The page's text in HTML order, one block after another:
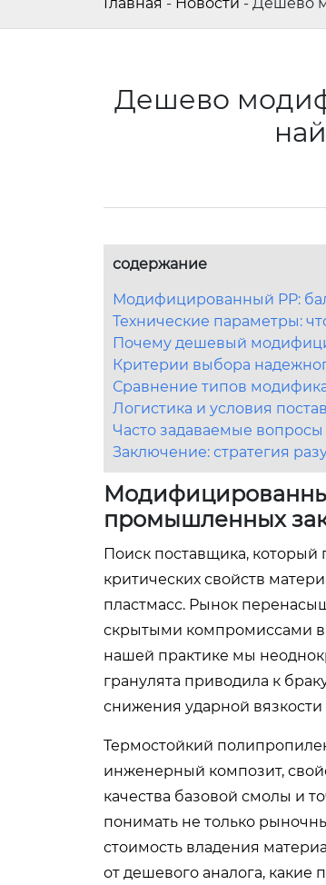
Дешево
содержание
Модифицированный PP:
Технические параметры:
Почему дешевый
Критерии выбора
Сравнение типов
Логистика и условия
Часто задаваемые вопросы
Заключение: стратегия
промышленных
Поиск поставщика, который
критических свойств
пластмасс. Рынок
скрытыми компромиссами в
нашей практике мы
гранулята приводила к
снижения ударной
Термостойкий
инженерный композит,
качества базовой смолы и
понимать не только
стоимость владения
от дешевого аналога,